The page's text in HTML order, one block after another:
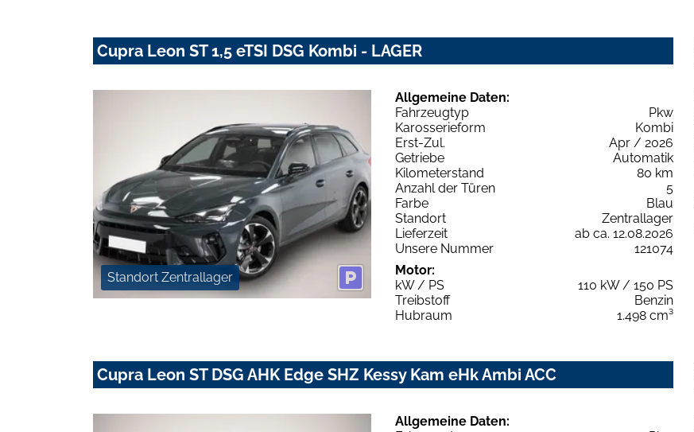
Cupra Leon ST 1,5 eTSI DSG Kombi - LAGER
Standort Zentrallager
Allgemeine Daten:
Fahrzeugtyp
Pkw
Karosserieform
Kombi
Erst-Zul.
Apr / 2026
Getriebe
Automatik
Kilometerstand
80 km
Anzahl der Türen
5
Farbe
Blau
Standort
Zentrallager
Lieferzeit
ab ca. 12.08.2026
Unsere Nummer
121074
Motor:
kW / PS
110 kW / 150 PS
Treibstoff
Benzin
Hubraum
1.498 cm³
Cupra Leon ST DSG AHK Edge SHZ Kessy Kam eHk Ambi ACC
Allgemeine Daten: